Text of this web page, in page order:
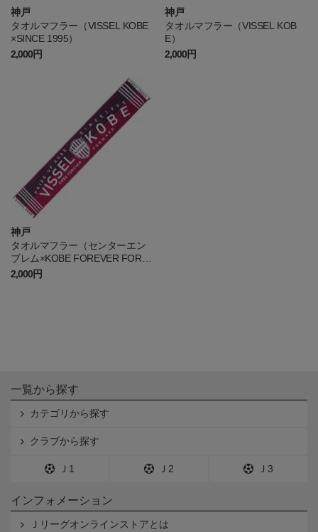
神戸
タオルマフラー（VISSEL KOBE
×SINCE 1995）
2,000円
神戸
タオルマフラー（VISSEL KOB
E）
2,000円
神戸
タオルマフラー（センターエン
ブレム×KOBE FOREVER FORW
ARD）
2,000円
一覧から探す
カテゴリから探す
クラブから探す
Ｊ1 Ｊ2 Ｊ3
インフォメーション
Ｊリーグオンラインストアとは